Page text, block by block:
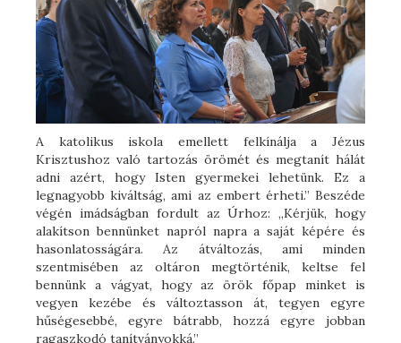
A katolikus iskola emellett felkínálja a Jézus
Krisztushoz való tartozás örömét és megtanít hálát
adni azért, hogy Isten gyermekei lehetünk. Ez a
legnagyobb kiváltság, ami az embert érheti.” Beszéde
végén imádságban fordult az Úrhoz: „Kérjük, hogy
alakítson bennünket napról napra a saját képére és
hasonlatosságára. Az átváltozás, ami minden
szentmisében az oltáron megtörténik, keltse fel
bennünk a vágyat, hogy az örök főpap minket is
vegyen kezébe és változtasson át, tegyen egyre
hűségesebbé, egyre bátrabb, hozzá egyre jobban
ragaszkodó tanítványokká.”